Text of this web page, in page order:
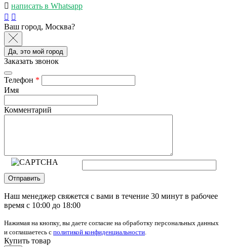
написать в Whatsapp
Ваш город, Москва?
Да, это мой город
Заказать звонок
Телефон *
Имя
Комментарий
Отправить
Наш менеджер свяжется с вами в течение 30 минут в рабочее
время с 10:00 до 18:00
Нажимая на кнопку, вы даете согласие на обработку персональных данных
и соглашаетесь с политикой конфиденциальности
Купить товар